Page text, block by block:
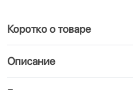
Коротко о товаре
Описание